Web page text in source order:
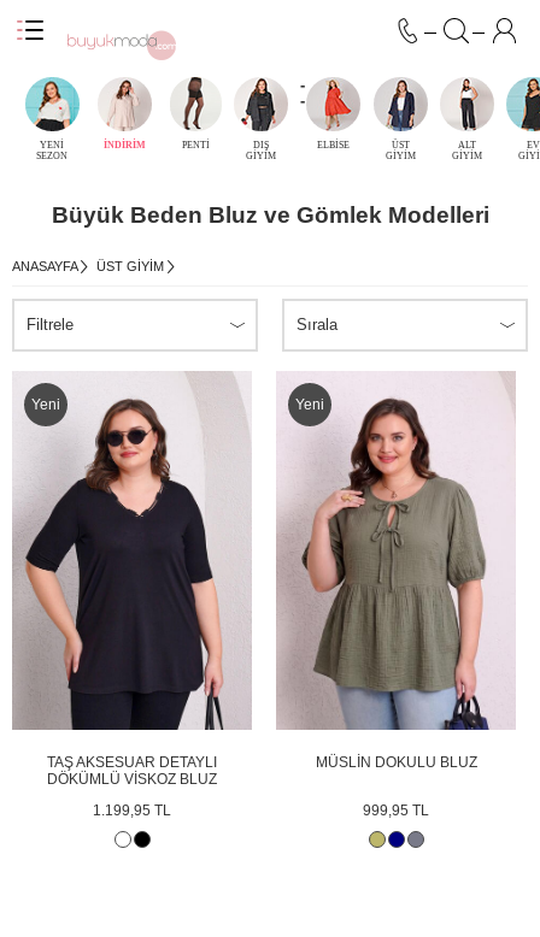
YENİ
SEZON
İNDİRİM PENTİ
DIŞ
GİYİM
-
-
ELBİSE
ÜST
GİYİM
ALT
GİYİM
EV
Büyük Beden Bluz ve Gömlek Modelleri
ANASAYFA ÜST GIYIM
Filtrele Sırala
Yeni
TAŞ AKSESUAR DETAYLI
DÖKÜMLÜ VİSKOZ BLUZ
1.199,95 TL
Yeni
MÜSLİN DOKULU BLUZ
999,95 TL